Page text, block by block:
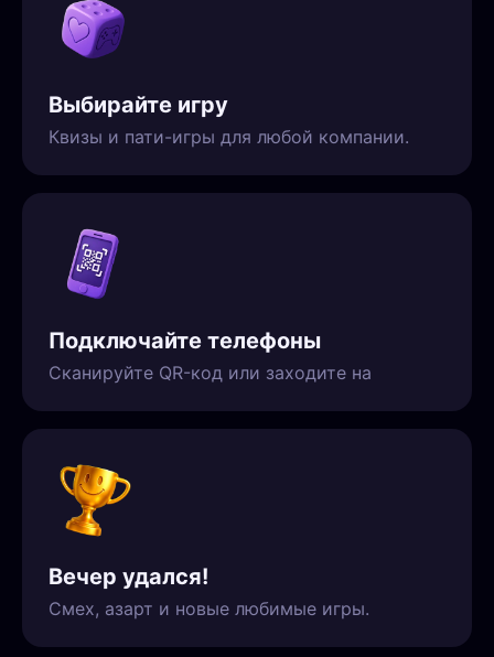
Выбирайте игру
Квизы и пати-игры для любой компании.
Подключайте телефоны
Сканируйте QR-код или заходите на
Вечер удался!
Смех, азарт и новые любимые игры.